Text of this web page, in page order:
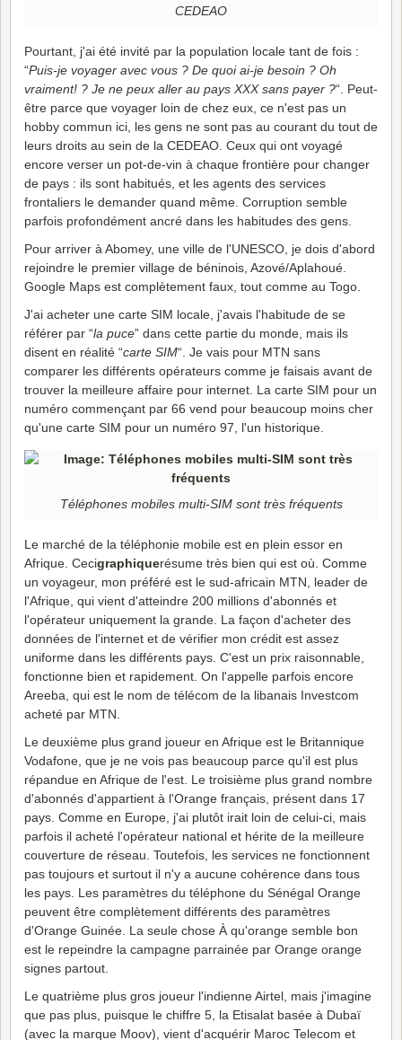
CEDEAO
Pourtant, j'ai été invité par la population locale tant de fois :
“Puis-je voyager avec vous ? De quoi ai-je besoin ? Oh
vraiment! ? Je ne peux aller au pays XXX sans payer ?“. Peut-
être parce que voyager loin de chez eux, ce n'est pas un
hobby commun ici, les gens ne sont pas au courant du tout de
leurs droits au sein de la CEDEAO. Ceux qui ont voyagé
encore verser un pot-de-vin à chaque frontière pour changer
de pays : ils sont habitués, et les agents des services
frontaliers le demander quand même. Corruption semble
parfois profondément ancré dans les habitudes des gens.
Pour arriver à Abomey, une ville de l'UNESCO, je dois d'abord
rejoindre le premier village de béninois, Azové/Aplahoué.
Google Maps est complètement faux, tout comme au Togo.
J'ai acheter une carte SIM locale, j'avais l'habitude de se
référer par “la puce” dans cette partie du monde, mais ils
disent en réalité “carte SIM“. Je vais pour MTN sans
comparer les différents opérateurs comme je faisais avant de
trouver la meilleure affaire pour internet. La carte SIM pour un
numéro commençant par 66 vend pour beaucoup moins cher
qu'une carte SIM pour un numéro 97, l'un historique.
Téléphones mobiles multi-SIM sont très fréquents
Le marché de la téléphonie mobile est en plein essor en
Afrique. Cecigraphiquerésume très bien qui est où. Comme
un voyageur, mon préféré est le sud-africain MTN, leader de
l'Afrique, qui vient d'atteindre 200 millions d'abonnés et
l'opérateur uniquement la grande. La façon d'acheter des
données de l'internet et de vérifier mon crédit est assez
uniforme dans les différents pays. C'est un prix raisonnable,
fonctionne bien et rapidement. On l'appelle parfois encore
Areeba, qui est le nom de télécom de la libanais Investcom
acheté par MTN.
Le deuxième plus grand joueur en Afrique est le Britannique
Vodafone, que je ne vois pas beaucoup parce qu'il est plus
répandue en Afrique de l'est. Le troisième plus grand nombre
d'abonnés d'appartient à l'Orange français, présent dans 17
pays. Comme en Europe, j'ai plutôt irait loin de celui-ci, mais
parfois il acheté l'opérateur national et hérite de la meilleure
couverture de réseau. Toutefois, les services ne fonctionnent
pas toujours et surtout il n'y a aucune cohérence dans tous
les pays. Les paramètres du téléphone du Sénégal Orange
peuvent être complètement différents des paramètres
d'Orange Guinée. La seule chose À qu'orange semble bon
est le repeindre la campagne parrainée par Orange orange
signes partout.
Le quatrième plus gros joueur l'indienne Airtel, mais j'imagine
que pas plus, puisque le chiffre 5, la Etisalat basée à Dubaï
(avec la marque Moov), vient d'acquérir Maroc Telecom et